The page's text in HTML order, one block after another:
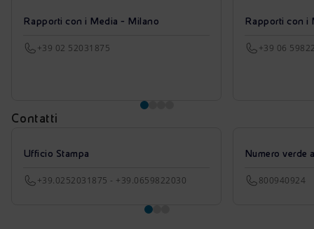
Rapporti con i Media - Milano
+39 02 52031875
Rapporti con i
+39 06
Contatti
Ufficio Stampa
+39.0252031875 - +39.0659822030
Numero verde
800940924